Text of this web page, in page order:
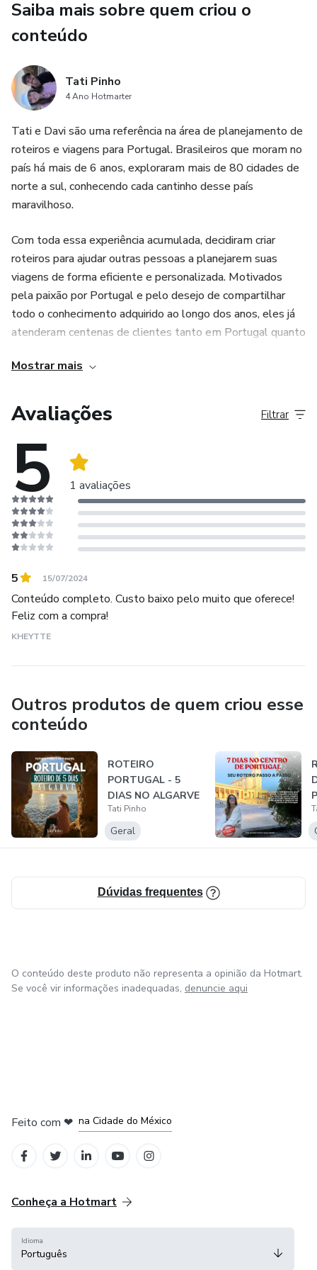
Saiba mais sobre quem criou o
conteúdo
Tati Pinho
4 Ano Hotmarter
Tati e Davi são uma referência na área de planejamento de
roteiros e viagens para Portugal. Brasileiros que moram no
país há mais de 6 anos, exploraram mais de 80 cidades de
norte a sul, conhecendo cada cantinho desse país
maravilhoso.
Com toda essa experiência acumulada, decidiram criar
roteiros para ajudar outras pessoas a planejarem suas
viagens de forma eficiente e personalizada. Motivados
pela paixão por Portugal e pelo desejo de compartilhar
todo o conhecimento adquirido ao longo dos anos, eles já
atenderam centenas de clientes tanto em Portugal quanto
quem realmente conhece e ama o país. Com o roteiro, você
terá acesso a todas as dicas e segredos que só os
verdadeiros especialistas em viagens podem oferecer. Não
perca a oportunidade de tornar sua viagem a Portugal uma
experiência inesquecível!
Mostrar mais
Avaliações
5 1 avaliações
Filtrar
5 15/07/2024
Conteúdo completo. Custo baixo pelo muito que oferece!
Feliz com a compra!
KHEYTTE
Outros produtos de quem criou esse
conteúdo
ROTEIRO
PORTUGAL - 5
DIAS NO ALGARVE
Tati Pinho
Geral
Dúvidas frequentes
O conteúdo deste produto não representa a opinião da Hotmart.
Se você vir informações inadequadas, denuncie aqui
Feito com ❤ na Cidade do México
Conheça a Hotmart
Idioma
Português